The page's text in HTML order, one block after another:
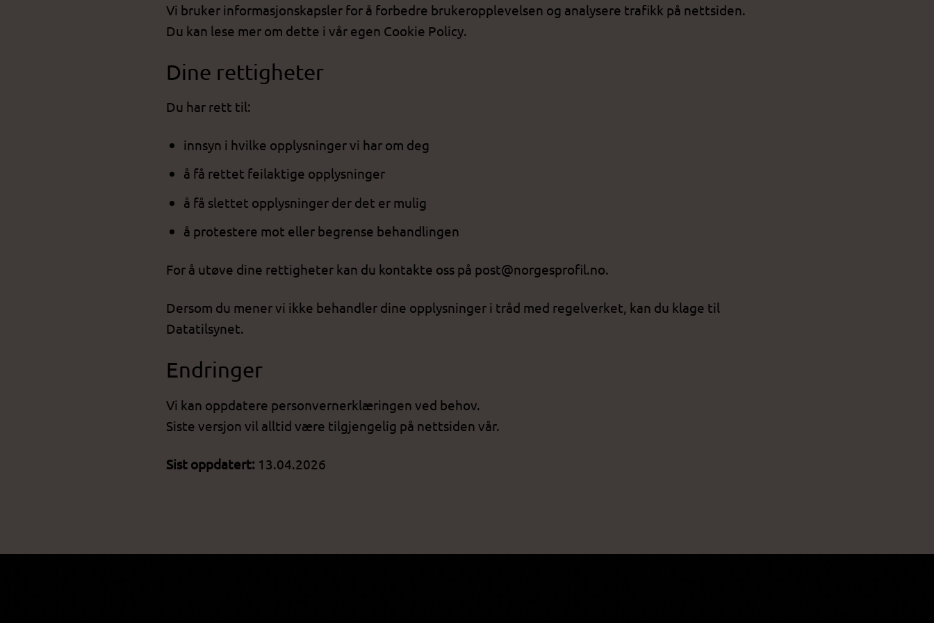
Vi bruker informasjonskapsler for å forbedre brukeropplevelsen og analysere trafikk på nettsiden.
Du kan lese mer om dette i vår egen Cookie Policy.
Dine rettigheter
Du har rett til:
innsyn i hvilke opplysninger vi har om deg
å få rettet feilaktige opplysninger
å få slettet opplysninger der det er mulig
å protestere mot eller begrense behandlingen
For å utøve dine rettigheter kan du kontakte oss på post@norgesprofil.no.
Dersom du mener vi ikke behandler dine opplysninger i tråd med regelverket, kan du klage til
Datatilsynet.
Endringer
Vi kan oppdatere personvernerklæringen ved behov.
Siste versjon vil alltid være tilgjengelig på nettsiden vår.
Sist oppdatert: 13.04.2026